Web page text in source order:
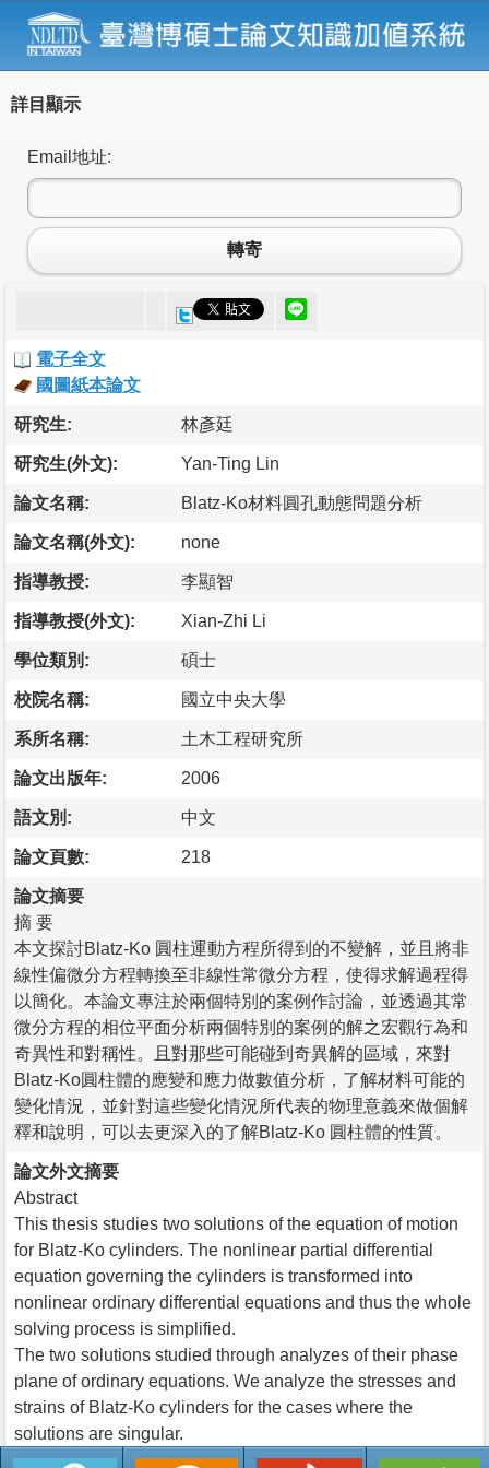
詳目顯示
Email地址:
轉寄
電子全文
國圖紙本論文
研究生: 林彥廷
研究生(外文): Yan-Ting Lin
論文名稱: Blatz-Ko材料圓孔動態問題分析
論文名稱(外文): none
指導教授: 李顯智
指導教授(外文): Xian-Zhi Li
學位類別: 碩士
校院名稱: 國立中央大學
系所名稱: 土木工程研究所
論文出版年: 2006
語文別: 中文
論文頁數: 218
論文摘要
摘 要
本文探討Blatz-Ko 圓柱運動方程所得到的不變解，並且將非
線性偏微分方程轉換至非線性常微分方程，使得求解過程得
以簡化。本論文專注於兩個特別的案例作討論，並透過其常
微分方程的相位平面分析兩個特別的案例的解之宏觀行為和
奇異性和對稱性。且對那些可能碰到奇異解的區域，來對
Blatz-Ko圓柱體的應變和應力做數值分析，了解材料可能的
變化情況，並針對這些變化情況所代表的物理意義來做個解
釋和說明，可以去更深入的了解Blatz-Ko 圓柱體的性質。
論文外文摘要
Abstract
This thesis studies two solutions of the equation of motion
for Blatz-Ko cylinders. The nonlinear partial differential
equation governing the cylinders is transformed into
nonlinear ordinary differential equations and thus the whole
solving process is simplified.
The two solutions studied through analyzes of their phase
plane of ordinary equations. We analyze the stresses and
strains of Blatz-Ko cylinders for the cases where the
solutions are singular.